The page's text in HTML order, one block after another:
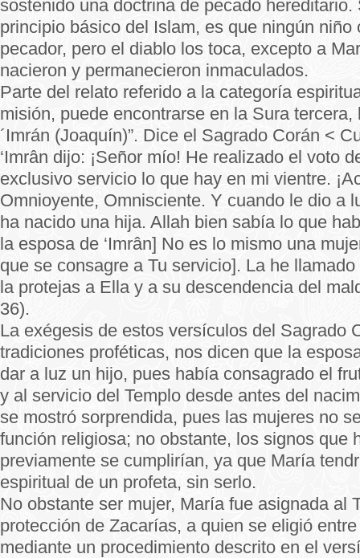
sostenido una doctrina de pecado hereditario.
principio básico del Islam, es que ningún niño
pecador, pero el diablo los toca, excepto a
nacieron y permanecieron inmaculados.
Parte del relato referido a la categoría
misión, puede encontrarse en la Sura tercera,
´Imrán (Joaquín)”. Dice el Sagrado Corán <
‘Imrân dijo: ¡Señor mío! He realizado el voto
exclusivo servicio lo que hay en mi vientre.
Omnioyente, Omnisciente. Y cuando le dio a
ha nacido una hija. Allah bien sabía lo que
la esposa de ‘Imrân] No es lo mismo una
que se consagre a Tu servicio]. La he
la protejas a Ella y a su descendencia del
36).
La exégesis de estos versículos del Sagrado
tradiciones proféticas, nos dicen que la
dar a luz un hijo, pues había consagrado el
y al servicio del Templo desde antes del
se mostró sorprendida, pues las mujeres no
función religiosa; no obstante, los signos que
previamente se cumplirían, ya que María
espiritual de un profeta, sin serlo.
No obstante ser mujer, María fue asignada al
protección de Zacarías, a quien se eligió
mediante un procedimiento descrito en el